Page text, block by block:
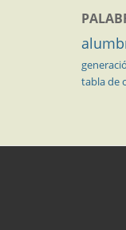
tabla de